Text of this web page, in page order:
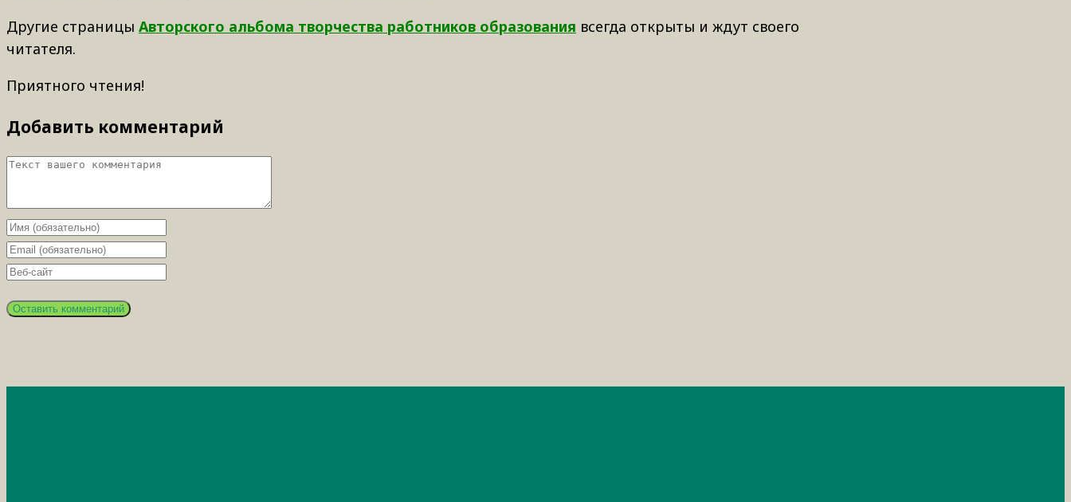
Другие страницы Авторского альбома творчества работников образования всегда открыты и ждут своего
читателя.
Приятного чтения!
Добавить комментарий